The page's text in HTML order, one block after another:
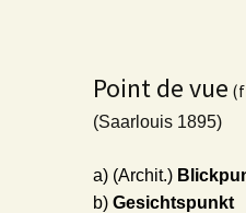
Point de vue
(Saarlouis 1895)
a) (Archit.)
b) Gesichtspunkt